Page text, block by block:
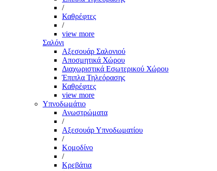
/
Καθρέφτες
/
view more
Σαλόνι
Αξεσουάρ Σαλονιού
Αποσμητικά Χώρου
Διαχωριστικά Εσωτερικού Χώρου
Έπιπλα Τηλεόρασης
Καθρέφτες
view more
Υπνοδωμάτιο
Ανωστρώματα
/
Αξεσουάρ Υπνοδωματίου
/
Κομοδίνο
/
Κρεβάτια